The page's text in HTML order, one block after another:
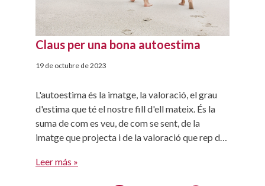
Claus per una bona autoestima
19 de octubre de 2023
L'autoestima és la imatge, la valoració, el grau
d'estima que té el nostre fill d'ell mateix. És la
suma de com es veu, de com se sent, de la
imatge que projecta i de la valoració que rep del
Si tanquem els ulls i pensem uns segons què […]
Leer más »